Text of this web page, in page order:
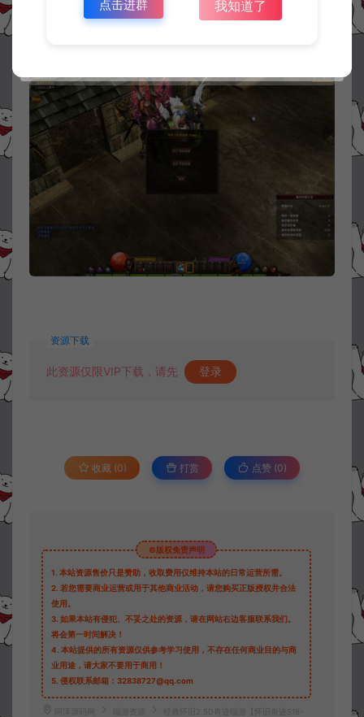
资源下载
此资源仅限VIP下载，请先 登录
收藏 (0) 打赏 点赞 (0)
©版权免责声明
1. 本站资源售价只是赞助，收取费用仅维持本站的日常运营所需。
2. 若您需要商业运营或用于其他商业活动，请您购买正版授权并合法
使用。
3. 如果本站有侵犯、不妥之处的资源，请在网站右边客服联系我们。
将会第一时间解决！
4. 本站提供的所有资源仅供参考学习使用，不存在任何商业目的与商
业用途，请大家不要用于商用！
5. 侵权联系邮箱：32838727@qq.com
阿泽源码网 端游资源
经典怀旧2.5D奇迹端游【怀旧奇迹S18-
点击进群 我知道了